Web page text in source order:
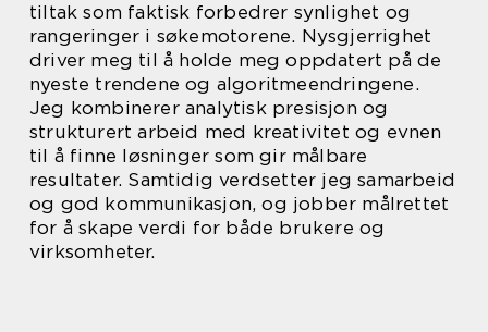
tiltak som faktisk forbedrer synlighet og
rangeringer i søkemotorene. Nysgjerrighet
driver meg til å holde meg oppdatert på de
nyeste trendene og algoritmeendringene.
Jeg kombinerer analytisk presisjon og
strukturert arbeid med kreativitet og evnen
til å finne løsninger som gir målbare
resultater. Samtidig verdsetter jeg samarbeid
og god kommunikasjon, og jobber målrettet
for å skape verdi for både brukere og
virksomheter.